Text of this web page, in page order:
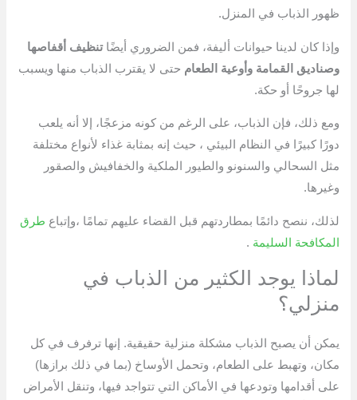
ظهور الذباب في المنزل.
وإذا كان لدينا حيوانات أليفة، فمن الضروري أيضًاتنظيف أقفاصها
وصناديق القمامة وأوعية الطعام حتى لا يقترب الذباب منها ويسبب
لها جروحًا أو حكة.
ومع ذلك، فإن الذباب، على الرغم من كونه مزعجًا، إلا أنه يلعب
دورًا كبيرًا في النظام البيئي ، حيث إنه بمثابة غذاء لأنواع مختلفة
مثل السحالي والسنونو والطيور الملكية والخفافيش والصقور
وغيرها.
لذلك، ننصح دائمًا بمطاردتهم قبل القضاء عليهم تمامًا ،وإتباع طرق
المكافحة السليمة .
لماذا يوجد الكثير من الذباب في
منزلي؟
يمكن أن يصبح الذباب مشكلة منزلية حقيقية. إنها ترفرف في كل
مكان، وتهبط على الطعام، وتحمل الأوساخ (بما في ذلك برازها)
على أقدامها وتودعها في الأماكن التي تتواجد فيها، وتنقل الأمراض